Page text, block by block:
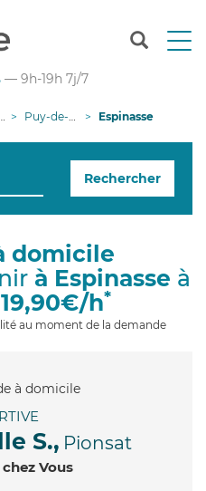
T
n
g
i
— 9h-19h 7j/7
Puy-de-Dôme Espinasse
Rechercher
domicile
à Espinasse à
19,90€/h*
au moment de la demande
S., Pionsat
Vous